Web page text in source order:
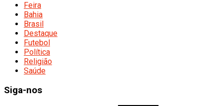
Feira
Bahia
Brasil
Destaque
Futebol
Política
Religião
Saúde
Siga-nos